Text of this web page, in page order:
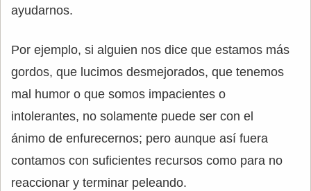
ayudarnos.
Por ejemplo, si alguien nos dice que estamos más
gordos, que lucimos desmejorados, que tenemos
mal humor o que somos impacientes o
intolerantes, no solamente puede ser con el
ánimo de enfurecernos; pero aunque así fuera
contamos con suficientes recursos como para no
reaccionar y terminar peleando.